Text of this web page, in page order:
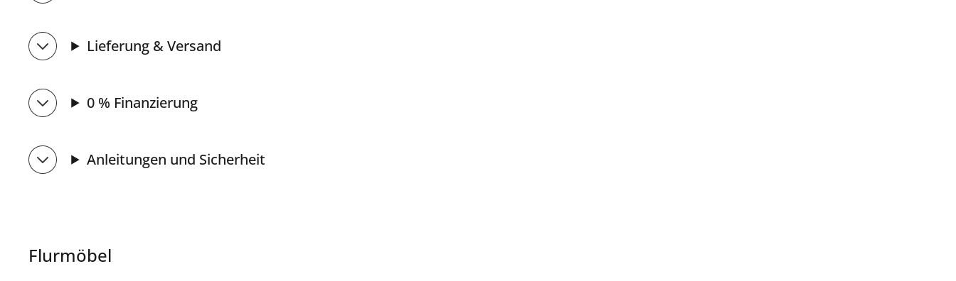
Lieferung & Versand
0 % Finanzierung
Anleitungen und Sicherheit
Flurmöbel